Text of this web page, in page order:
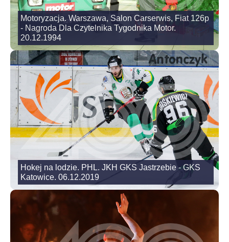
Motoryzacja. Warszawa, Salon Carserwis, Fiat 126p
- Nagroda Dla Czytelnika Tygodnika Motor.
20.12.1994
Hokej na lodzie. PHL. JKH GKS Jastrzebie - GKS
Katowice. 06.12.2019